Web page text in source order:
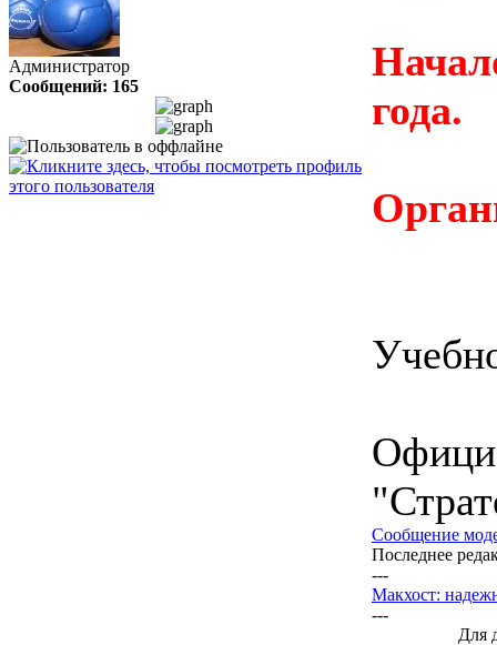
Администратор
Сообщений: 165
года.
Сообщение
Последнее
---
Макхост:
---
Для